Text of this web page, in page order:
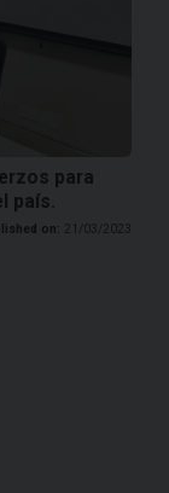
para
país.
on: 21/03/2023